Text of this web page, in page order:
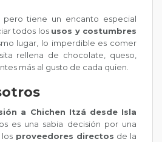
pero tiene un encanto especial
todos los usos y costumbres
lugar, lo imperdible es comer
rellena de chocolate, queso,
más al gusto de cada quien.
a Chichen Itzá desde Isla
es una sabia decisión por una
los proveedores directos de la